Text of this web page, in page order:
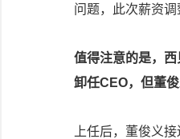
问题，此次薪资调
值得注意的是，
卸任CEO，但董
上任后，董俊义